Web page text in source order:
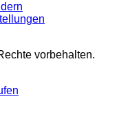
vorbehalten.